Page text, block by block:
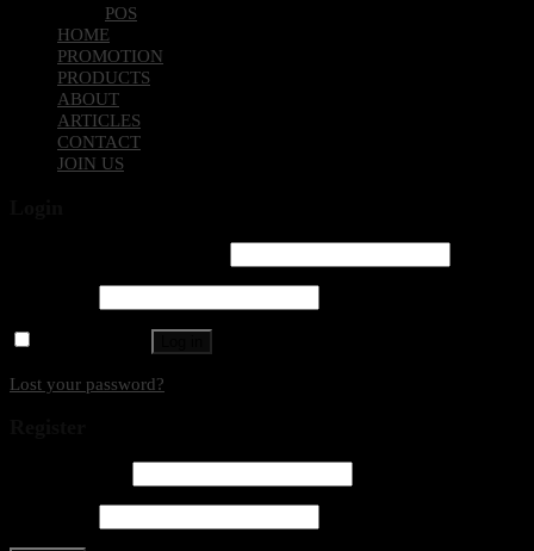
HOME
PROMOTION
PRODUCTS
ABOUT
ARTICLES
CONTACT
JOIN US